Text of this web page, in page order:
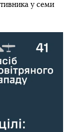
у семи